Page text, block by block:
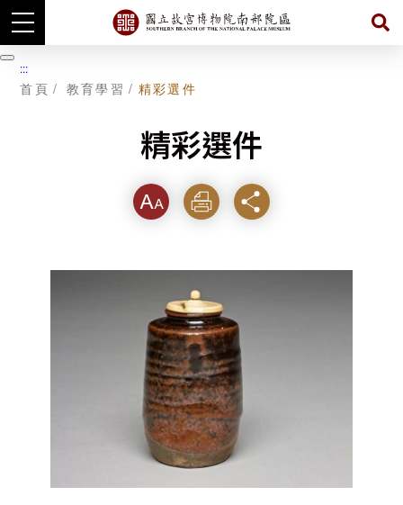
跳
到
暫
停
:::
首頁 教育學習 精彩選件
精彩選件
字級 列印 分享